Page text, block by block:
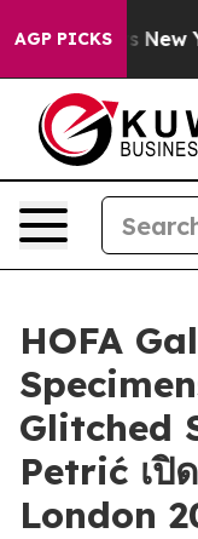
AGP PICKS
News New
HOFA
Glitched
Petrić เปิ
London